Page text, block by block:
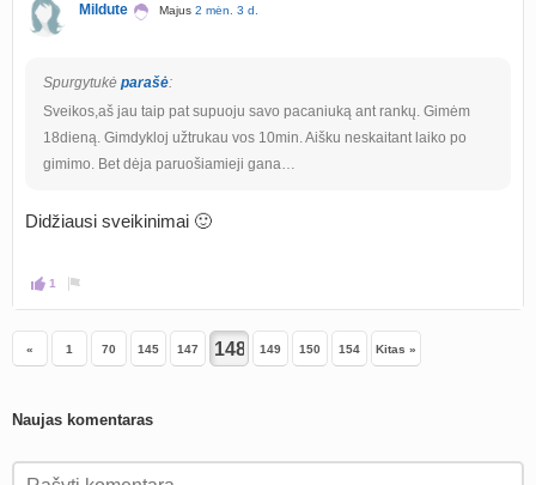
Mildute Majus 2 mėn. 3 d.
Spurgytukė parašė:
Sveikos,aš jau taip pat supuoju savo pacaniuką ant rankų. Gimėm
18dieną. Gimdykloj užtrukau vos 10min. Aišku neskaitant laiko po
gimimo. Bet dėja paruošiamieji gana…
Didžiausi sveikinimai 🙂
1
« 1 70 145 147 149 150 154 Kitas »
Naujas komentaras